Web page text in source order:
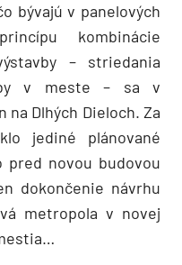
bývajú v panelových
kombinácie
– striedania
v meste – sa v
Dlhých Dieloch. Za
jediné plánované
novou budovou
dokončenie návrhu
metropola v novej